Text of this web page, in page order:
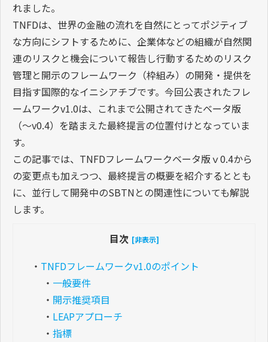
れました。
TNFDは、世界の金融の流れを自然にとってポジティブ
な方向にシフトするために、企業体などの組織が自然関
連のリスクと機会について報告し行動するためのリスク
管理と開示のフレームワーク（枠組み）の開発・提供を
目指す国際的なイニシアチブです。今回公表されたフレ
ームワークv1.0は、これまで公開されてきたベータ版
（～v0.4）を踏まえた最終提言の位置付けとなっていま
す。
この記事では、TNFDフレームワークベータ版ｖ0.4から
の変更点も加えつつ、最終提言の概要を紹介するととも
に、並行して開発中のSBTNとの関連性についても解説
します。
目次 [非表示]
・ TNFDフレームワークv1.0のポイント
・ 一般要件
・ 開示推奨項目
・ LEAPアプローチ
・ 指標